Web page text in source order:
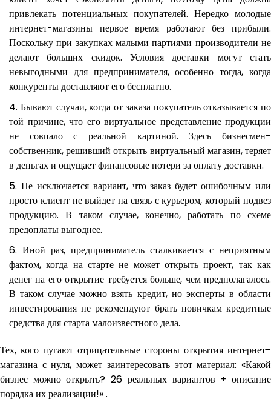
привлекать потенциальных покупателей. Нередко молодые
интернет-магазины первое время работают без прибыли.
Поскольку при закупках малыми партиями производители не
делают больших скидок. Условия доставки могут стать
невыгодными для предпринимателя, особенно тогда, когда
конкуренты доставляют его бесплатно.
Бывают случаи, когда от заказа покупатель отказывается по
той причине, что его виртуальное представление продукции
не совпало с реальной картиной. Здесь бизнесмен-
собственник, решивший открыть виртуальный магазин, теряет
в деньгах и ощущает финансовые потери за оплату доставки.
Не исключается вариант, что заказ будет ошибочным или
просто клиент не выйдет на связь с курьером, который подвез
продукцию. В таком случае, конечно, работать по схеме
предоплаты выгоднее.
Иной раз, предприниматель сталкивается с неприятным
фактом, когда на старте не может открыть проект, так как
денег на его открытие требуется больше, чем предполагалось.
В таком случае можно взять кредит, но эксперты в области
инвестирования не рекомендуют брать новичкам кредитные
средства для старта малоизвестного дела.
Тех, кого пугают отрицательные стороны открытия интернет-
магазина с нуля, может заинтересовать этот материал: «Какой
бизнес можно открыть? 26 реальных вариантов + описание
порядка их реализации!» .